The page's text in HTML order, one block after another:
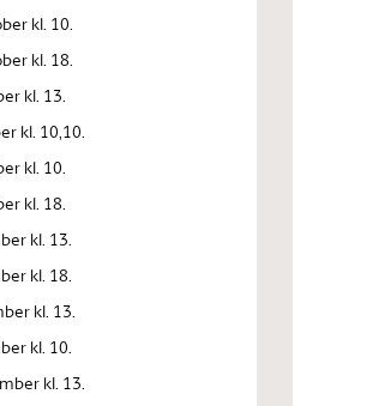
kl. 10.
kl. 18.
kl. 13.
kl. 10,10.
kl. 10.
kl. 18.
kl. 13.
kl. 18.
kl. 13.
kl. 10.
kl. 13.